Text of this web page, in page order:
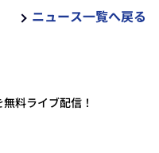
ニュース一覧へ戻る
料ライブ配信！